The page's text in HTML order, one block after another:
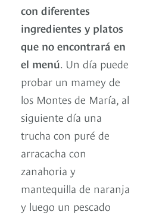
con diferentes
ingredientes y platos
que no encontrará en
el menú . Un día puede
probar un mamey de
los Montes de María, al
siguiente día una
trucha con puré de
arracacha con
zanahoria y
mantequilla de naranja
y luego un pescado